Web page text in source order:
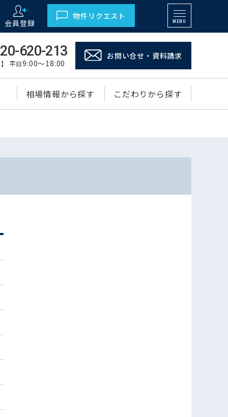
会員登録
物件リクエスト
MENU
620-213
】 平日9:00～18:00
お問い合せ・資料請求
相場情報から探す こだわりから探す